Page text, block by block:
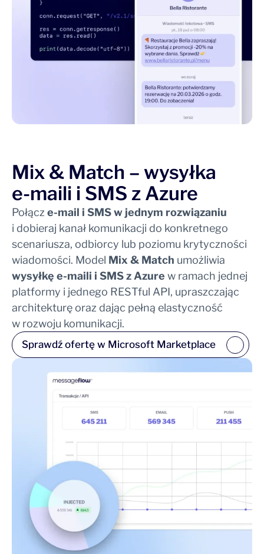
Mix & Match – wysyłka
e-maili i SMS z Azure
Połącz e-mail i SMS w jednym rozwiązaniu
i dobieraj kanał komunikacji do konkretnego
scenariusza, odbiorcy lub poziomu krytyczności
wiadomości. Model Mix & Match umożliwia
wysyłkę e-maili i SMS z Azure w ramach jednej
platformy i jednego RESTful API, upraszczając
architekturę oraz dając pełną elastyczność
w rozwoju komunikacji.
Sprawdź ofertę w Microsoft Marketplace